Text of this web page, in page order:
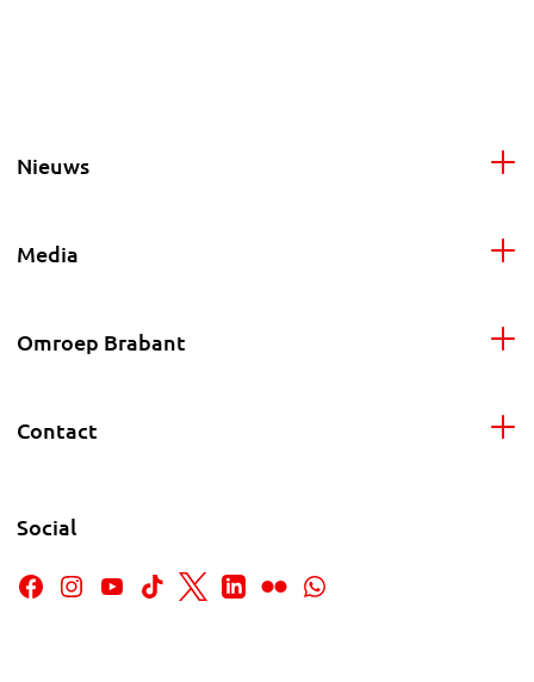
Nieuws
Media
Omroep Brabant
Contact
Social